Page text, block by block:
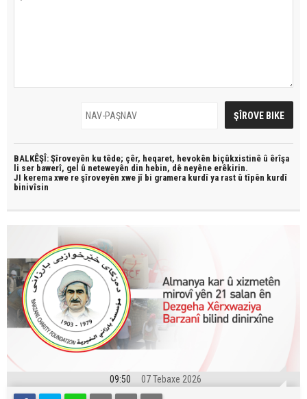
BALKÊŞÎ: Şîroveyên ku têde; çêr, heqaret, hevokên biçûkxistinê û êrîşa
li ser bawerî, gel û neteweyên din hebin, dê neyêne erêkirin.
JI kerema xwe re şîroveyên xwe jî bi gramera kurdî ya rast û tîpên kurdî
binivîsin
09:50 07 Tebaxe 2026